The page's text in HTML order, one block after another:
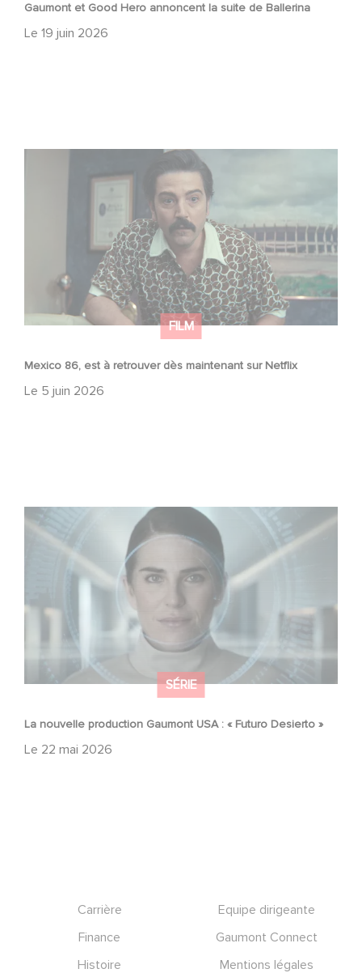
Gaumont et Good Hero annoncent la suite de Ballerina
Le 19 juin 2026
FILM
Mexico 86, est à retrouver dès maintenant sur Netflix
Le 5 juin 2026
Mexico 86, est à retrouver dès maintenant sur Netflix
SÉRIE
La nouvelle production Gaumont USA : « Futuro Desierto »
Le 22 mai 2026
La nouvelle production Gaumont USA : « Futuro Desierto
Carrière
Equipe dirigeante
Finance
Gaumont Connect
Histoire
Mentions légales